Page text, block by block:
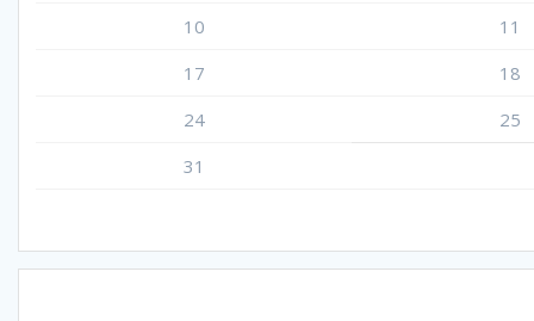
10
11
17
18
24
25
31